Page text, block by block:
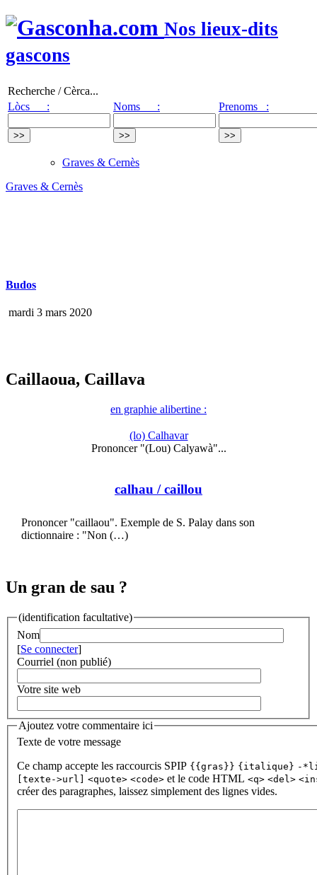
Nos lieux-dits
gascons
Recherche / Cèrca...
Lòcs :
Noms : Prenoms :
Graves & Cernès
Graves & Cernès
Budos
mardi 3 mars 2020
Caillaoua, Caillava
en graphie alibertine :
(lo) Calhavar
Prononcer "(Lou) Calyawà"...
calhau / caillou
Prononcer "caillaou". Exemple de S. Palay dans son
dictionnaire : "Non (…)
Un gran de sau ?
(identification facultative)
Nom
[Se connecter]
Courriel (non publié)
Votre site web
Ajoutez votre commentaire ici
Texte de votre message
Ce champ accepte les raccourcis SPIP {{gras}} {italique} -
[texte->url]
<quote> <code> et le code HTML <q> <del>
créer des paragraphes, laissez simplement des lignes vides.